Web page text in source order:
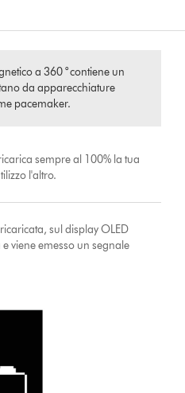
a 360 ° contiene un
da apparecchiature
pacemaker.
sempre al 100% la tua
l'altro.
sul display OLED
viene emesso un segnale